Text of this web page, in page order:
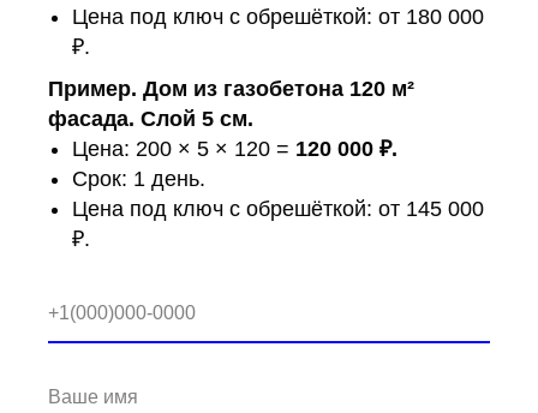
Цена под ключ с обрешёткой: от 180 000
₽.
Пример. Дом из газобетона 120 м²
фасада. Слой 5 см.
Цена: 200 × 5 × 120 = 120 000 ₽.
Срок: 1 день.
Цена под ключ с обрешёткой: от 145 000
₽.
+1(000)000-0000
Ваше имя